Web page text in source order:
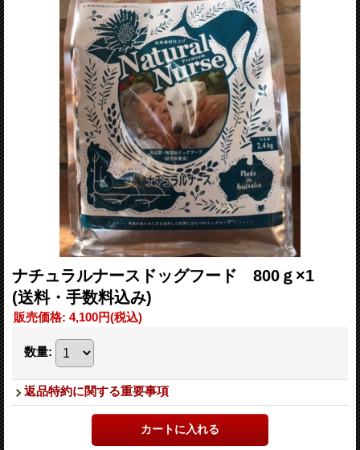
ナチュラルナースドッグフード 800ｇ×1
(送料・手数料込み)
販売価格: 4,100円(税込)
数量:
返品特約に関する重要事項